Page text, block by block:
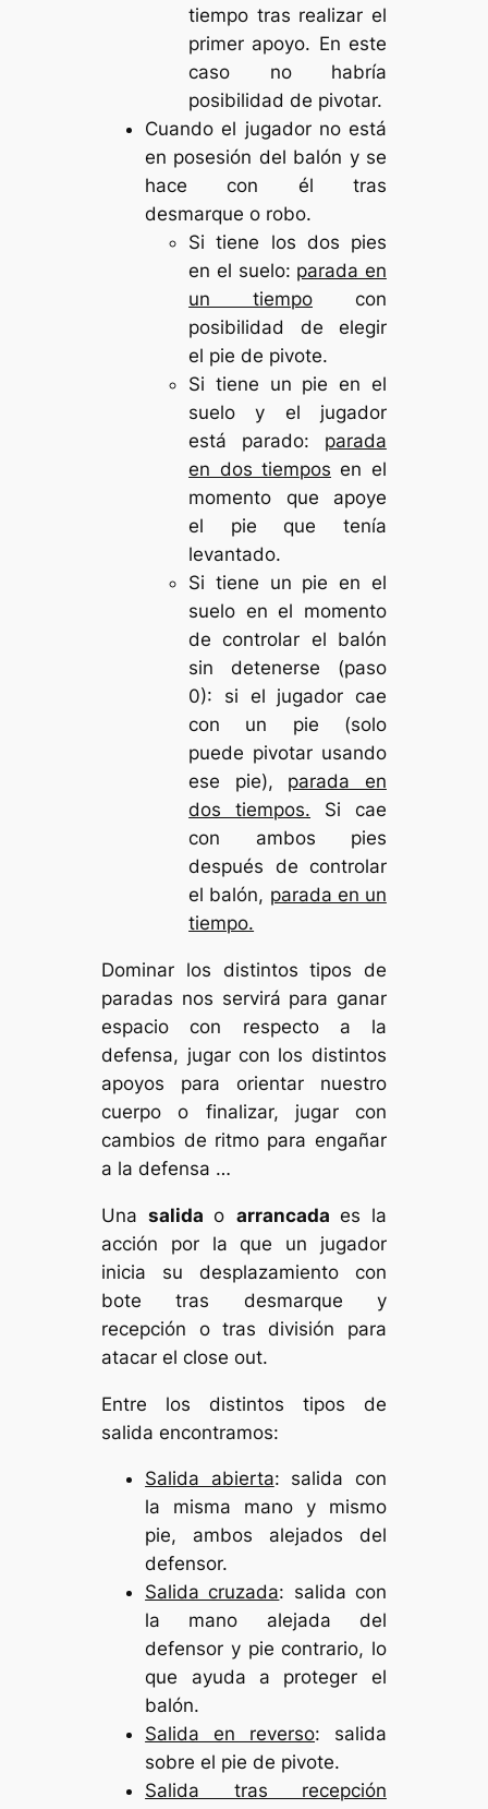
tiempo tras realizar el
primer apoyo. En este
caso no habría
posibilidad de pivotar.
Cuando el jugador no está
en posesión del balón y se
hace con él tras
desmarque o robo.
Si tiene los dos pies
en el suelo: parada en
un tiempo con
posibilidad de elegir
el pie de pivote.
Si tiene un pie en el
suelo y el jugador
está parado: parada
en dos tiempos en el
momento que apoye
el pie que tenía
levantado.
Si tiene un pie en el
suelo en el momento
de controlar el balón
sin detenerse (paso
0): si el jugador cae
con un pie (solo
puede pivotar usando
ese pie), parada en
dos tiempos. Si cae
con ambos pies
después de controlar
el balón, parada en un
tiempo.
Dominar los distintos tipos de
paradas nos servirá para ganar
espacio con respecto a la
defensa, jugar con los distintos
apoyos para orientar nuestro
cuerpo o finalizar, jugar con
cambios de ritmo para engañar
a la defensa …
Unasalidao arrancada es la
acción por la que un jugador
inicia su desplazamiento con
bote tras desmarque y
recepción o tras división para
atacar el close out.
Entre los distintos tipos de
salida encontramos:
Salida abierta: salida con
la misma mano y mismo
pie, ambos alejados del
defensor.
Salida cruzada: salida con
la mano alejada del
defensor y pie contrario, lo
que ayuda a proteger el
balón.
Salida en reverso: salida
sobre el pie de pivote.
Salida tras recepción